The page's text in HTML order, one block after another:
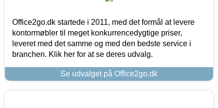
Office2go.dk startede i 2011, med det formål at levere
kontormøbler til meget konkurrencedygtige priser,
leveret med det samme og med den bedste service i
branchen. Klik her for at se deres udvalg.
Se udvalget på Office2go.dk